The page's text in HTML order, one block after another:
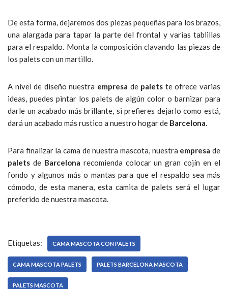
De esta forma, dejaremos dos piezas pequeñas para los brazos,
una alargada para tapar la parte del frontal y varias tablillas
para el respaldo. Monta la composición clavando las piezas de
los palets con un martillo.
A nivel de diseño nuestra empresa de palets te ofrece varias
ideas, puedes pintar los palets de algún color o barnizar para
darle un acabado más brillante, si prefieres dejarlo como está,
dará un acabado más rustico a nuestro hogar de Barcelona.
Para finalizar la cama de nuestra mascota, nuestra empresa de
palets de Barcelona recomienda colocar un gran cojín en el
fondo y algunos más o mantas para que el respaldo sea más
cómodo, de esta manera, esta camita de palets será el lugar
preferido de nuestra mascota.
Etiquetas: CAMA MASCOTA CON PALETS
CAMA MASCOTA PALETS PALETS BARCELONA MASCOTA
PALETS MASCOTA